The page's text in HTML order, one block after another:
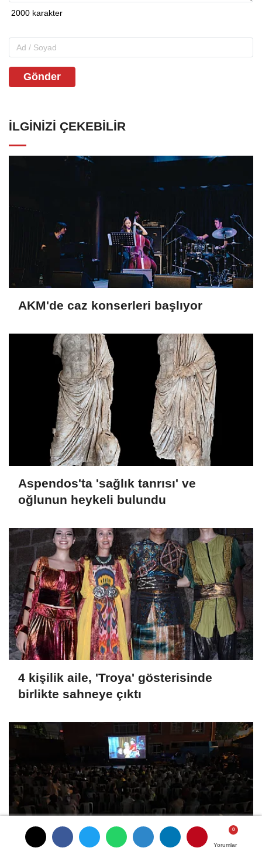
Yorumlar
Yorumlar
Gönder
İLGINIZI ÇEKEBILIR
AKM'de caz konserleri başlıyor
Aspendos'ta 'sağlık tanrısı' ve
oğlunun heykeli bulundu
4 kişilik aile, 'Troya' gösterisinde
birlikte sahneye çıktı